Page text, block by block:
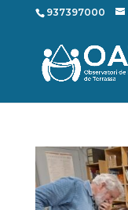
937397000